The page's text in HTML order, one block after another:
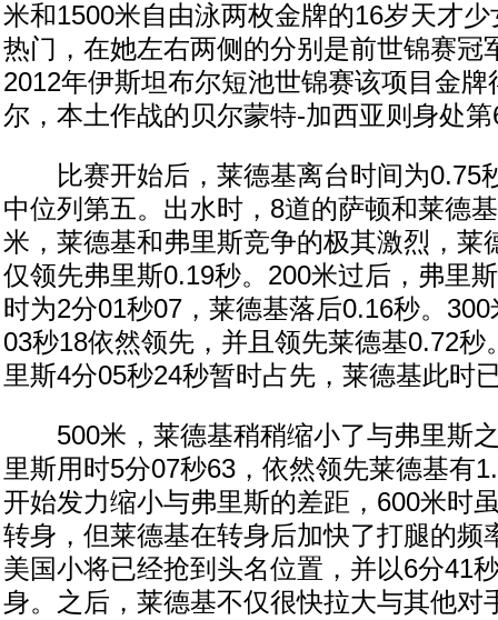
米和1500米自由泳两枚金牌的16岁天才
热门，在她左右两侧的分别是前世锦赛冠
2012年伊斯坦布尔短池世锦赛该项目金
尔，本土作战的贝尔蒙特-加西亚则身处
比赛开始后，莱德基离台时间为0.75
中位列第五。出水时，8道的萨顿和莱德
米，莱德基和弗里斯竞争的极其激烈，莱
仅领先弗里斯0.19秒。200米过后，弗里
时为2分01秒07，莱德基落后0.16秒。
03秒18依然领先，并且领先莱德基0.72秒
里斯4分05秒24秒暂时占先，莱德基此时
500米，莱德基稍稍缩小了与弗里斯
里斯用时5分07秒63，依然领先莱德基有
开始发力缩小与弗里斯的差距，600米时
转身，但莱德基在转身后加快了打腿的频
美国小将已经抢到头名位置，并以6分41
身。之后，莱德基不仅很快拉大与其他对